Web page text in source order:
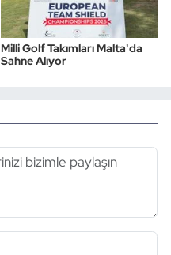
Milli Golf Takımları Malta'da
Sahne Alıyor